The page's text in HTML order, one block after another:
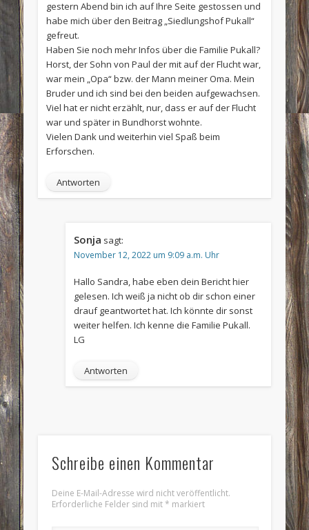
gestern Abend bin ich auf Ihre Seite gestossen und
habe mich über den Beitrag „Siedlungshof Pukall“
gefreut.
Haben Sie noch mehr Infos über die Familie Pukall?
Horst, der Sohn von Paul der mit auf der Flucht war,
war mein „Opa“ bzw. der Mann meiner Oma. Mein
Bruder und ich sind bei den beiden aufgewachsen.
Viel hat er nicht erzählt, nur, dass er auf der Flucht
war und später in Bundhorst wohnte.
Vielen Dank und weiterhin viel Spaß beim
Erforschen.
Antworten
Sonja sagt:
November 12, 2022 um 9:09 a.m. Uhr
Hallo Sandra, habe eben dein Bericht hier
gelesen. Ich weiß ja nicht ob dir schon einer
drauf geantwortet hat. Ich könnte dir sonst
weiter helfen. Ich kenne die Familie Pukall.
LG
Antworten
Schreibe einen Kommentar
Deine E-Mail-Adresse wird nicht veröffentlicht.
Erforderliche Felder sind mit* markiert